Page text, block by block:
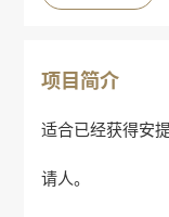
项目简介
适合已经获得安
请人。